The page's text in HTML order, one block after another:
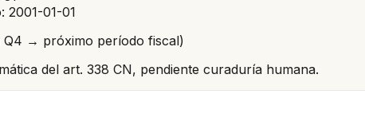
2001-01-01
→ próximo período fiscal)
del art. 338 CN, pendiente curaduría humana.